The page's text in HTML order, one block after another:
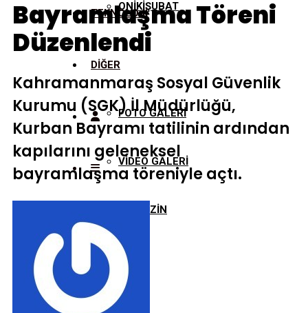
ONİKİŞUBAT
TEKNOLOJİ
DİĞER
FOTO GALERİ
VİDEO GALERİ
MAGAZİN
Bayramlaşma Töreni
Düzenlendi
Kahramanmaraş Sosyal Güvenlik
Kurumu (SGK) İl Müdürlüğü,
Kurban Bayramı tatilinin ardından
kapılarını geleneksel
bayramlaşma töreniyle açtı.